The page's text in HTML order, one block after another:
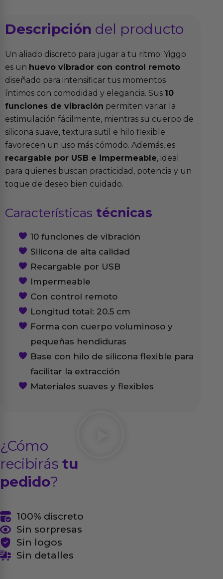
Descripción del producto
Un aliado discreto para jugar a tu ritmo: Yiggo
es un huevo vibrador con control remoto
diseñado para intensificar tus momentos
íntimos con comodidad y elegancia. Sus 10
funciones de vibración permiten variar la
estimulación fácilmente, mientras su cuerpo de
silicona suave, textura sutil e hilo flexible
favorecen un uso más cómodo. Además, es
recargable por USB e impermeable, ideal
para quienes buscan practicidad, potencia y un
toque de deseo bien cuidado.
Características técnicas
10 funciones de vibración
Silicona de alta calidad
Recargable por USB
Impermeable
Con control remoto
Longitud total: 20.5 cm
Forma con cuerpo voluminoso y
pequeñas hendiduras
Base con hilo de silicona flexible para
facilitar la extracción
Materiales suaves y flexibles
¿Cómo
recibirás tu
pedido?
100% discreto
Sin sorpresas
Sin logos
Sin detalles